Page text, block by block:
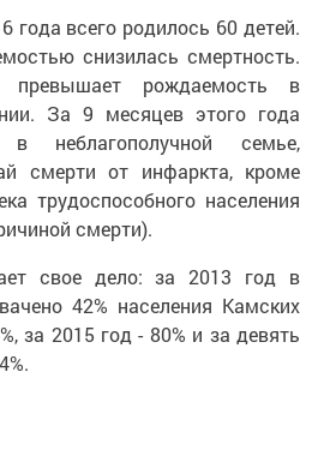
года всего родилось 60 детей.
снизилась смертность.
рождаемость в
За 9 месяцев этого года
семье,
смерти от инфаркта, кроме
трудоспособного населения
смерти).
свое дело: за 2013 год в
42% населения Камских
за 2015 год - 80% и за девять